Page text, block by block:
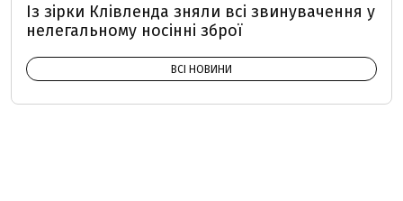
Із зірки Клівленда зняли всі звинувачення у
нелегальному носінні зброї
ВСІ НОВИНИ